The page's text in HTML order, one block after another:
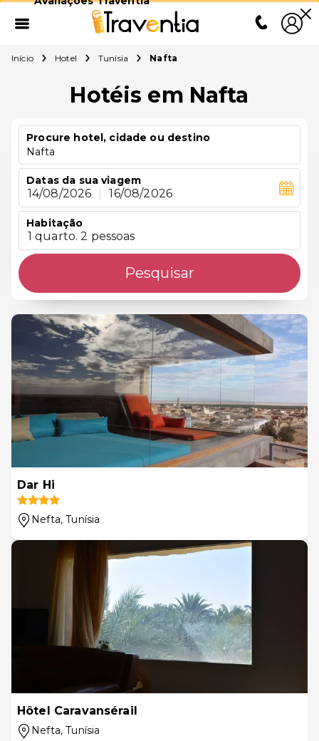
Início Hotel Tunísia Nafta
Hotéis em Nafta
Procure hotel, cidade ou destino
Nafta
Datas da sua viagem
14/08/2026 16/08/2026
Habitação
1 quarto. 2 pessoas
Pesquisar
Dar Hi
Nefta, Tunísia
Hôtel Caravansérail
Nefta, Tunísia